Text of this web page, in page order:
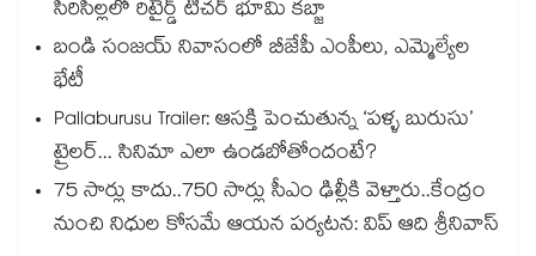
సిరిసిల్లలో రిటైర్డ్ టీచర్ భూమి కబ్జా
బండి సంజయ్ నివాసంలో బీజేపీ ఎంపీలు, ఎమ్మెల్యేల
భేటీ
Pallaburusu Trailer: ఆసక్తి పెంచుతున్న ‘పళ్ళ బురుసు’
ట్రైలర్... సినిమా ఎలా ఉండబోతోందంటే?
75 సార్లు కాదు..75‌‌‌‌‌‌‌‌0 సార్లు సీఎం ఢిల్లీకి వెళ్తారు..కేంద్రం
నుంచి నిధుల కోసమే ఆయన పర్యటన: విప్ ఆది శ్రీనివాస్